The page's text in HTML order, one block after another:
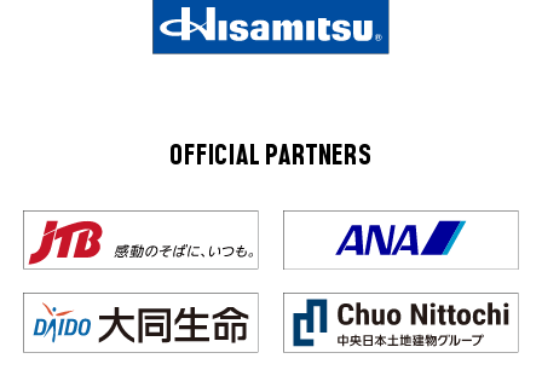
OFFICIAL PARTNERS